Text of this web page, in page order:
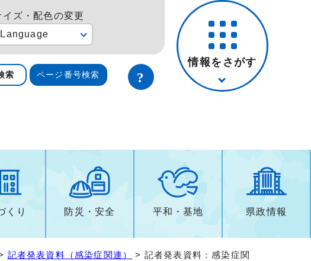
イズ・配色の変更
索 ページ番号検索
情報をさがす
くり 防災・安全 平和・基地 県政情報
記者発表資料（感染症関連）
> 記者発表資料：感染症関